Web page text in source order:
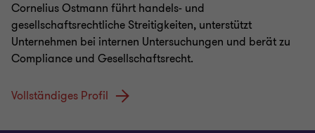
Cornelius Ostmann führt handels- und
gesellschaftsrechtliche Streitigkeiten, unterstützt
Unternehmen bei internen Untersuchungen und berät zu
Compliance und Gesellschaftsrecht.
Vollständiges Profil